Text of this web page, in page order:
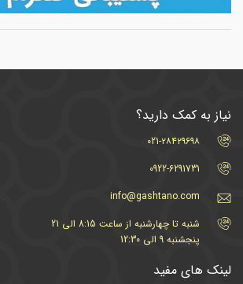
نیاز به کمک دارید؟
021-۲۸۴۲۹۶۹۸
0922-6291731
info@gashtano.com
شنبه تا چهارشنبه از ساعت 8:15 الی 21
پنجشنبه 9 الی 12:30
لینک های مفید